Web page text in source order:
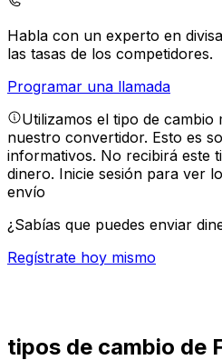
Habla con un experto en
las tasas de los competidores.
Programar una llamada
Utilizamos el tipo de cambio
nuestro convertidor. Esto es
informativos. No recibirá este
dinero. Inicie sesión para ver
envío
¿Sabías que puedes enviar
Regístrate hoy mismo
tipos de cambio de